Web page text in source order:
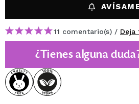
11 comentario(s) / Deja
¿Tienes alguna